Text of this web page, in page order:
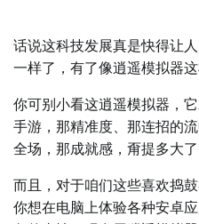
话说这科技发展真是快得让
一样了，有了像逍遥模拟器
你可别小看这逍遥模拟器，
手游，那精准度、那连招的
全场，那成就感，甭提多大了
而且，对于咱们这些喜欢捣
你想在电脑上体验各种安卓